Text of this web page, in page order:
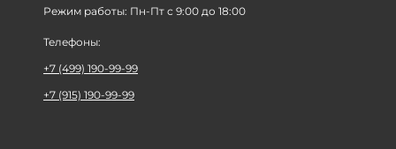
Режим работы: Пн-Пт с 9:00 до 18:00
Телефоны:
+7 (499) 190-99-99
+7 (915) 190-99-99